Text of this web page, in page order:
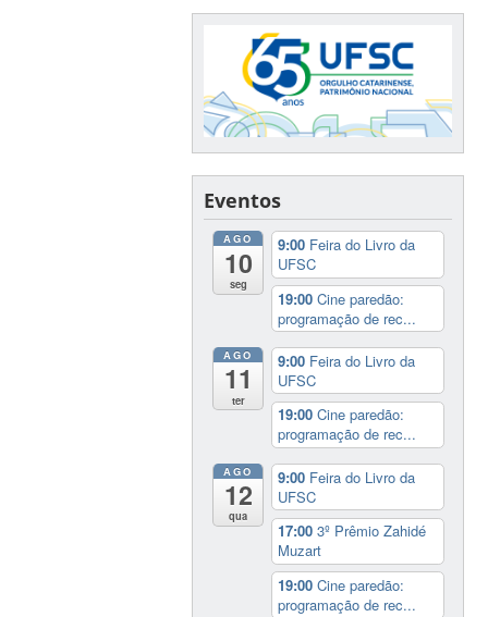
Eventos
AGO
10
seg
9:00 Feira do Livro da
UFSC
19:00Cine paredão:
programação de rec...
AGO
11
ter
9:00 Feira do Livro da
UFSC
19:00Cine paredão:
programação de rec...
AGO
12
qua
9:00 Feira do Livro da
UFSC
17:003º Prêmio Zahidé
Muzart
19:00Cine paredão:
programação de rec...